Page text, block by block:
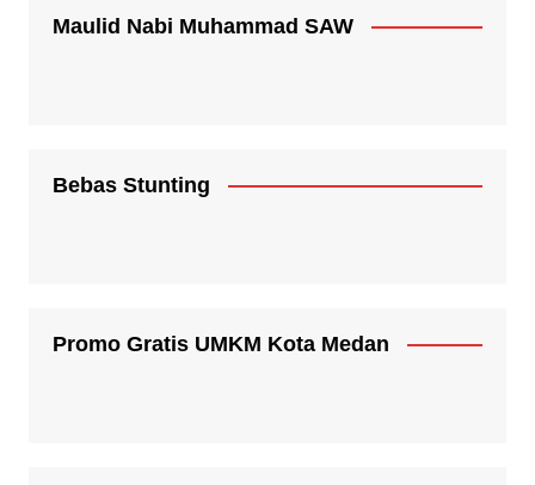
Maulid Nabi Muhammad SAW
Bebas Stunting
Promo Gratis UMKM Kota Medan